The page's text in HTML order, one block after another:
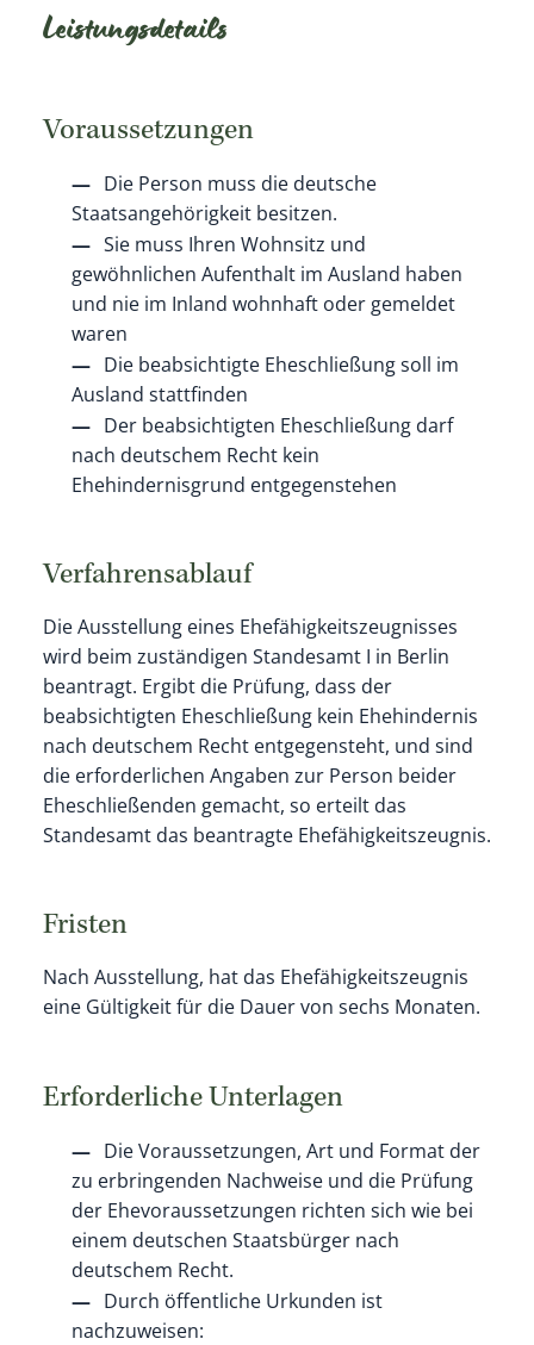
Leistungsdetails
Voraussetzungen
Die Person muss die deutsche
Staatsangehörigkeit besitzen.
Sie muss Ihren Wohnsitz und
gewöhnlichen Aufenthalt im Ausland haben
und nie im Inland wohnhaft oder gemeldet
waren
Die beabsichtigte Eheschließung soll im
Ausland stattfinden
Der beabsichtigten Eheschließung darf
nach deutschem Recht kein
Ehehindernisgrund entgegenstehen
Verfahrensablauf
Die Ausstellung eines Ehefähigkeitszeugnisses
wird beim zuständigen Standesamt I in Berlin
beantragt. Ergibt die Prüfung, dass der
beabsichtigten Eheschließung kein Ehehindernis
nach deutschem Recht entgegensteht, und sind
die erforderlichen Angaben zur Person beider
Eheschließenden gemacht, so erteilt das
Standesamt das beantragte Ehefähigkeitszeugnis.
Fristen
Nach Ausstellung, hat das Ehefähigkeitszeugnis
eine Gültigkeit für die Dauer von sechs Monaten.
Erforderliche Unterlagen
Die Voraussetzungen, Art und Format der
zu erbringenden Nachweise und die Prüfung
der Ehevoraussetzungen richten sich wie bei
einem deutschen Staatsbürger nach
deutschem Recht.
Durch öffentliche Urkunden ist
nachzuweisen: